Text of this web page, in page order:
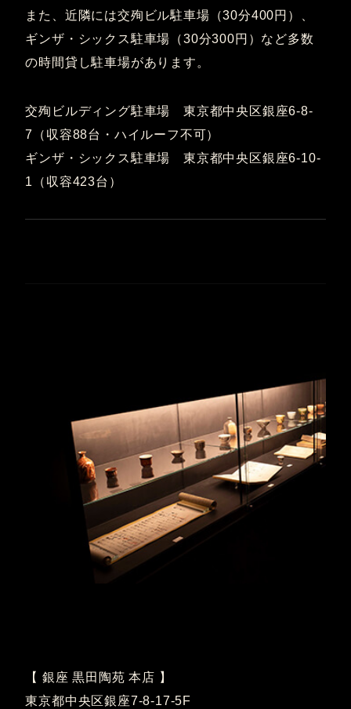
また、近隣には交殉ビル駐車場（30分400円）、
ギンザ・シックス駐車場（30分300円）など多数
の時間貸し駐車場があります。
交殉ビルディング駐車場 東京都中央区銀座6-8-
7（収容88台・ハイルーフ不可）
ギンザ・シックス駐車場 東京都中央区銀座6-10-
1（収容423台）
【 銀座 黒田陶苑 本店 】
東京都中央区銀座7-8-17-5F